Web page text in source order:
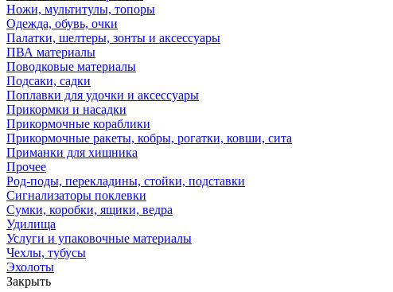
Ножи, мультитулы, топоры
Одежда, обувь, очки
Палатки, шелтеры, зонты и аксессуары
ПВА материалы
Поводковые материалы
Подсаки, садки
Поплавки для удочки и аксессуары
Прикормки и насадки
Прикормочные кораблики
Прикормочные ракеты, кобры, рогатки, ковши, сита
Приманки для хищника
Прочее
Род-поды, перекладины, стойки, подставки
Сигнализаторы поклевки
Сумки, коробки, ящики, ведра
Удилища
Услуги и упаковочные материалы
Чехлы, тубусы
Эхолоты
Закрыть